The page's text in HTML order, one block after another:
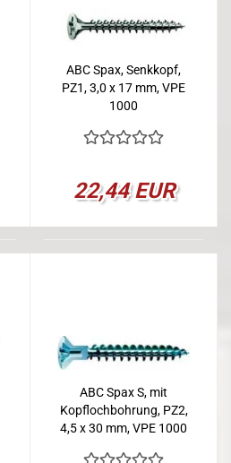
ABC Spax, Senkkopf,
PZ1, 3,0 x 17 mm, VPE
1000
22,44 EUR
ABC Spax S, mit
Kopflochbohrung, PZ2,
4,5 x 30 mm, VPE 1000